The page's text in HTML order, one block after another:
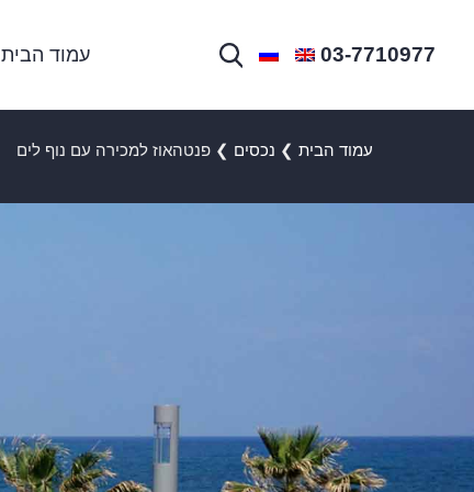
עמוד הבית 03-7710977
עמוד הבית ❯ נכסים ❯ פנטהאוז למכירה עם נוף לים